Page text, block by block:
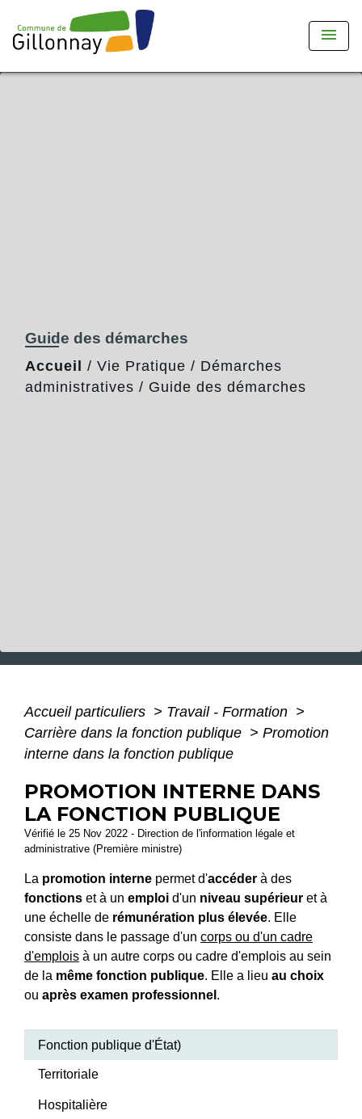
menu
Guide des démarches
Accueil / Vie Pratique / Démarches
administratives / Guide des démarches
Accueil particuliers > Travail - Formation >
Carrière dans la fonction publique > Promotion
interne dans la fonction publique
PROMOTION INTERNE DANS
LA FONCTION PUBLIQUE
Vérifié le 25 Nov 2022 - Direction de l'information légale et
administrative (Première ministre)
La promotion interne permet d'accéder à des
fonctions et à un emploi d'un niveau supérieur et à
une échelle de rémunération plus élevée. Elle
consiste dans le passage d'un corps ou d'un cadre
d'emplois à un autre corps ou cadre d'emplois au sein
de la même fonction publique. Elle a lieu au choix
ou après examen professionnel .
Fonction publique d'État)
Territoriale
Hospitalière